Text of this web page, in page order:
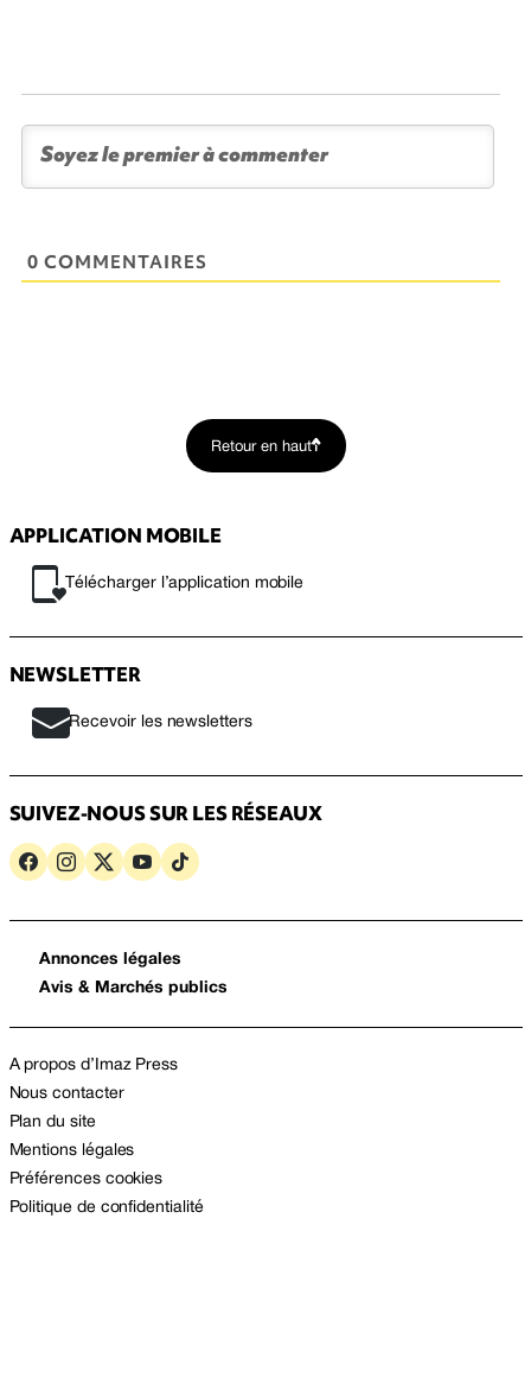
0 COMMENTAIRES
Retour en haut
APPLICATION MOBILE
Télécharger l’application mobile
NEWSLETTER
Recevoir les newsletters
SUIVEZ-NOUS SUR LES RÉSEAUX
Annonces légales
Avis & Marchés publics
A propos d’Imaz Press
Nous contacter
Plan du site
Mentions légales
Préférences cookies
Politique de confidentialité